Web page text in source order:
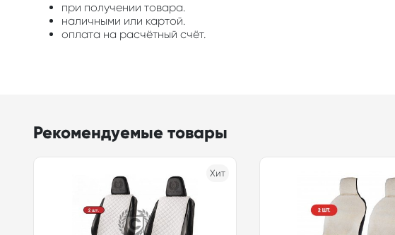
при получении товара.
наличными или картой.
оплата на расчётный счёт.
Рекомендуемые товары
Хит